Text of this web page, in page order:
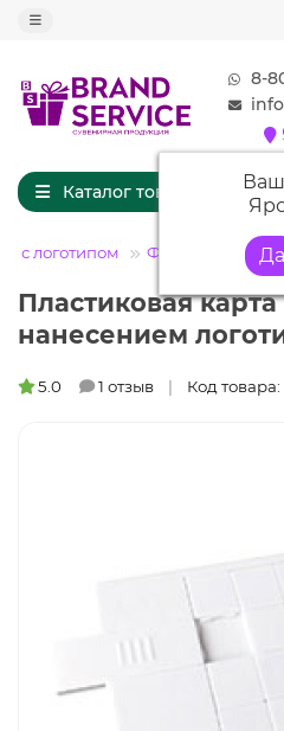
8-
Каталог товаров
с логотипом Флешки карточки
Пластиковая
нанесением
5.0 1 отзыв Код товара: